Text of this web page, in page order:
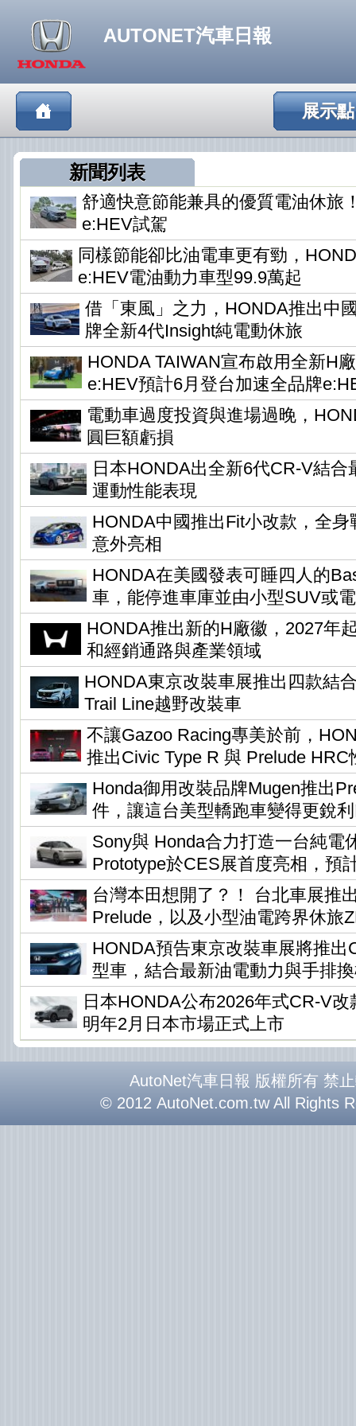
AUTONET汽車日報
展示點
新聞列表
舒適快意節能兼具的優質電油休旅
e:HEV試駕
同樣節能卻比油電車更有勁，
e:HEV電油動力車型99.9萬起
借「東風」之力，HONDA推出中
牌全新4代Insight純電動休旅
HONDA TAIWAN宣布啟用全新H
e:HEV預計6月登台加速全品牌
電動車過度投資與進場過晚，
圓巨額虧損
日本HONDA出全新6代CR-V結合
運動性能表現
HONDA中國推出Fit小改款，全
意外亮相
HONDA在美國發表可睡四人的
車，能停進車庫並由小型SUV或
HONDA推出新的H廠徽，2027年
和經銷通路與產業領域
HONDA東京改裝車展推出四款結
Trail Line越野改裝車
不讓Gazoo Racing專美於前，
推出Civic Type R 與 Prelude HRC
Honda御用改裝品牌Mugen推出
件，讓這台美型轎跑車變得更銳
Sony與 Honda合力打造一台純電
Prototype於CES展首度亮相，預
台灣本田想開了？！ 台北車展推
Prelude，以及小型油電跨界休旅
HONDA預告東京改裝車展將推出
型車，結合最新油電動力與手排
日本HONDA公布2026年式CR-V
明年2月日本市場正式上市
AutoNet汽車日報 版權所有 禁
© 2012 AutoNet.com.tw All Rights